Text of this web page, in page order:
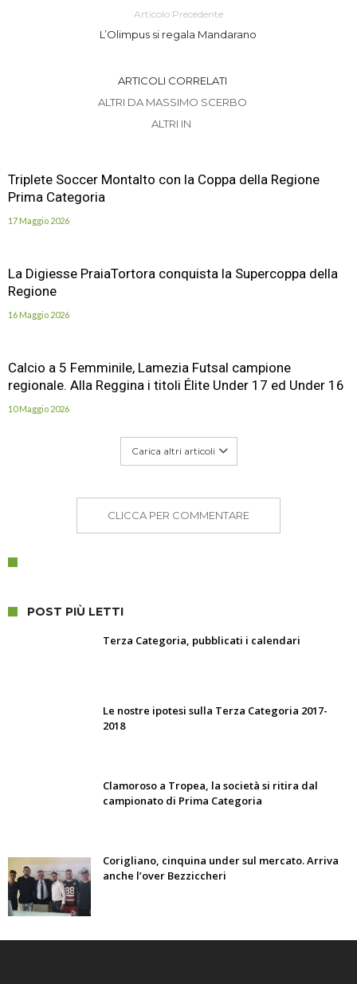
Articolo Precedente
L’Olimpus si regala Mandarano
ARTICOLI CORRELATI
ALTRI DA MASSIMO SCERBO
ALTRI IN
Triplete Soccer Montalto con la Coppa della Regione
Prima Categoria
17 Maggio 2026
La Digiesse PraiaTortora conquista la Supercoppa della
Regione
16 Maggio 2026
Calcio a 5 Femminile, Lamezia Futsal campione
regionale. Alla Reggina i titoli Élite Under 17 ed Under 16
10 Maggio 2026
Carica altri articoli
CLICCA PER COMMENTARE
POST PIÙ LETTI
Terza Categoria, pubblicati i calendari
Le nostre ipotesi sulla Terza Categoria 2017-
2018
Clamoroso a Tropea, la società si ritira dal
campionato di Prima Categoria
Corigliano, cinquina under sul mercato. Arriva
anche l’over Bezziccheri